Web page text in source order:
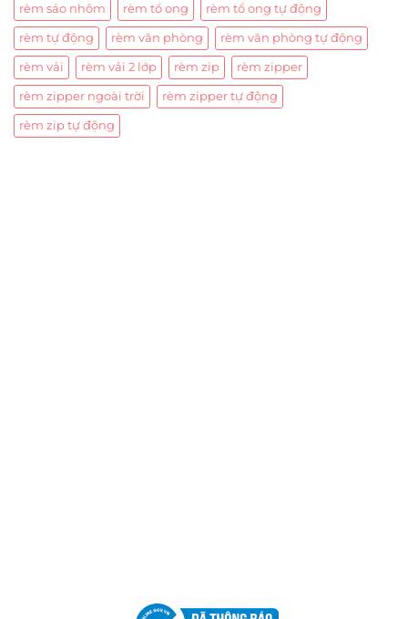
rèm sáo nhôm rèm tổ ong rèm tổ ong tự động
rèm tự động rèm văn phòng rèm văn phòng tự động
rèm vải rèm vải 2 lớp rèm zip rèm zipper
rèm zipper ngoài trời rèm zipper tự động
rèm zip tự động